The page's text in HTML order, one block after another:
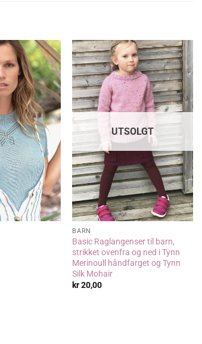
UTSOLGT
BARN
Basic Raglangenser til barn,
strikket ovenfra og ned i Tynn
Merinoull håndfarget og Tynn
Silk Mohair
kr20,00